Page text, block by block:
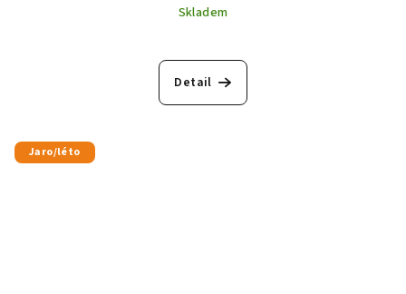
Skladem
Detail
Jaro/léto